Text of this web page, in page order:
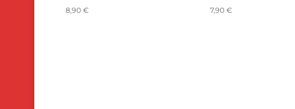
8,90 € 7,90€